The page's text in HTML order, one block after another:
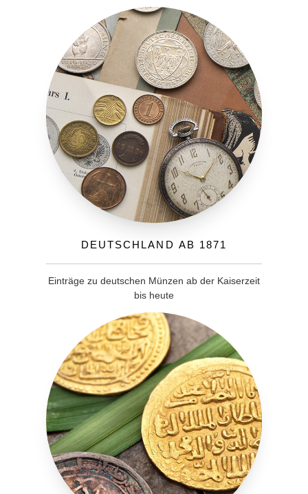
Deutschland ab 1871
Einträge zu deutschen Münzen ab der Kaiserzeit
bis heute